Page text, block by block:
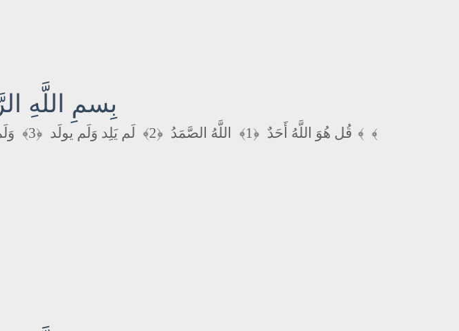
بِسمِ اللَّهِ
قُل هُوَ اللَّهُ أَحَدٌ ﴿1﴾ اللَّهُ الصَّمَدُ ﴿2﴾ لَم يَلِد وَلَم يولَد ﴿3﴾ ﴿4 ﴾ ﴾